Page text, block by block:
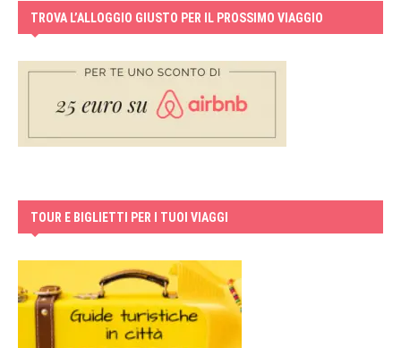
TROVA L’ALLOGGIO GIUSTO PER IL PROSSIMO VIAGGIO
TOUR E BIGLIETTI PER I TUOI VIAGGI